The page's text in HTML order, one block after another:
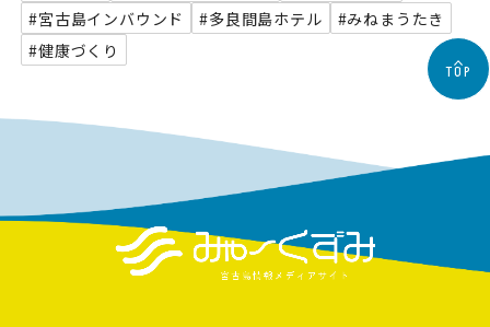
#宮古島インバウンド
#多良間島ホテル
#みねまうたき
#健康づくり
TOP